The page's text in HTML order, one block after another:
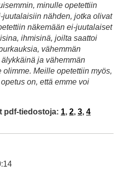
minulle opetettiin
nähden, jotka olivat
näkemään ei-juutalaiset
ihmisinä, joilta saattoi
vähemmän
ja vähemmän
Meille opetettiin myös,
on, että emme voi
pdf-tiedostoja: 1, 2, 3, 4